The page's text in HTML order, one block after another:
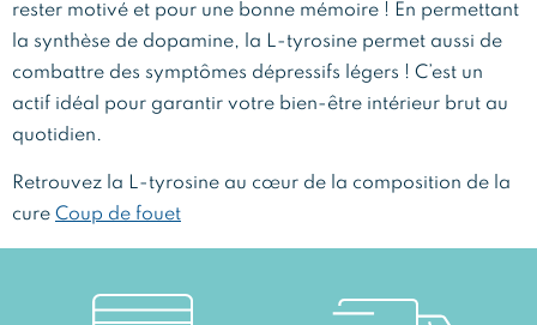
rester motivé et pour une bonne mémoire ! En permettant
la synthèse de dopamine, la L-tyrosine permet aussi de
combattre des symptômes dépressifs légers ! C’est un
actif idéal pour garantir votre bien-être intérieur brut au
quotidien.
Retrouvez la L-tyrosine au cœur de la composition de la
cure Coup de fouet